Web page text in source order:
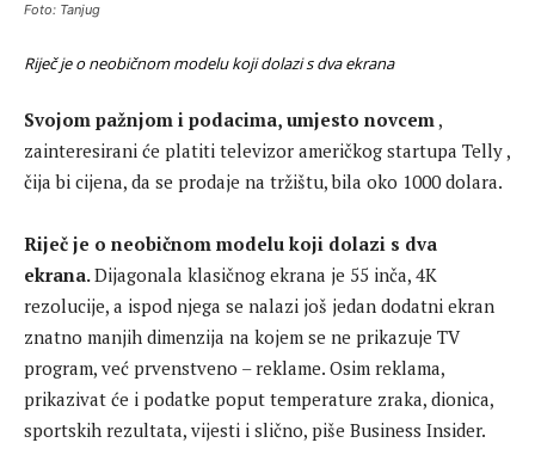
Foto: Tanjug
Riječ je o neobičnom modelu koji dolazi s dva ekrana
Svojom pažnjom i podacima, umjesto novcem,
zainteresirani će platiti televizor američkog startupa Telly ,
čija bi cijena, da se prodaje na tržištu, bila oko 1000 dolara.
Riječ je o neobičnom modelu koji dolazi s dva
ekrana.Dijagonala klasičnog ekrana je 55 inča, 4K
rezolucije, a ispod njega se nalazi još jedan dodatni ekran
znatno manjih dimenzija na kojem se ne prikazuje TV
program, već prvenstveno – reklame. Osim reklama,
prikazivat će i podatke poput temperature zraka, dionica,
sportskih rezultata, vijesti i slično, piše Business Insider.